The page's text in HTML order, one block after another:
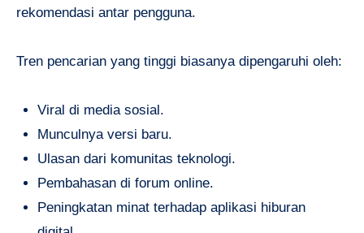
rekomendasi antar pengguna.
Tren pencarian yang tinggi biasanya dipengaruhi oleh:
Viral di media sosial.
Munculnya versi baru.
Ulasan dari komunitas teknologi.
Pembahasan di forum online.
Peningkatan minat terhadap aplikasi hiburan